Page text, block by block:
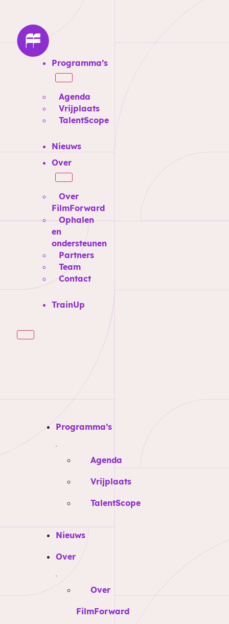
Programma’s
Agenda
Vrijplaats
TalentScope
Nieuws
Over
Over
FilmForward
Ophalen
en
ondersteunen
Partners
Team
Contact
TrainUp
Programma’s
Agenda
Vrijplaats
TalentScope
Nieuws
Over
Over
FilmForward